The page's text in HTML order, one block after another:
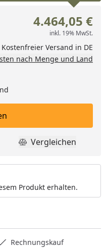
4.464,05 €
inkl. 19% MwSt.
Kostenfreier Versand in DE
nach Menge und Land
legen
Produkt
Vergleichen
Produkt erhalten.
Rechnungskauf